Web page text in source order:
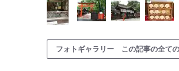
フォトギャラリー この記事の全て